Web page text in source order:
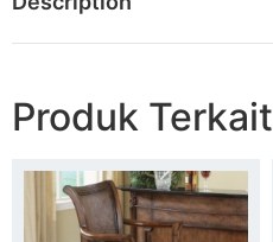
Produk Terkait